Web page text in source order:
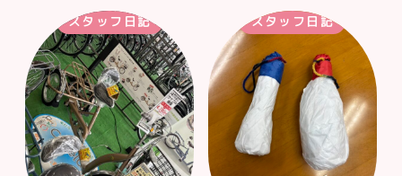
スタッフ日記 スタッフ日記